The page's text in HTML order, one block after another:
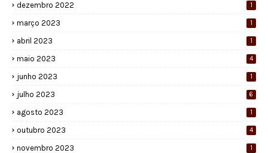
dezembro 2022 1
março 2023 1
abril 2023 1
maio 2023 4
junho 2023 1
julho 2023 6
agosto 2023 1
outubro 2023 4
novembro 2023 1